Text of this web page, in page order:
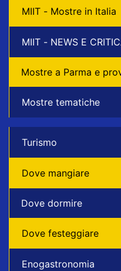
MIIT - Mostre in Italia
MIIT - NEWS E
Mostre a Parma e
Mostre tematiche
Turismo
Dove mangiare
Dove dormire
Dove festeggiare
Enogastronomia